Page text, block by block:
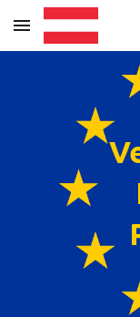
Skip to main content